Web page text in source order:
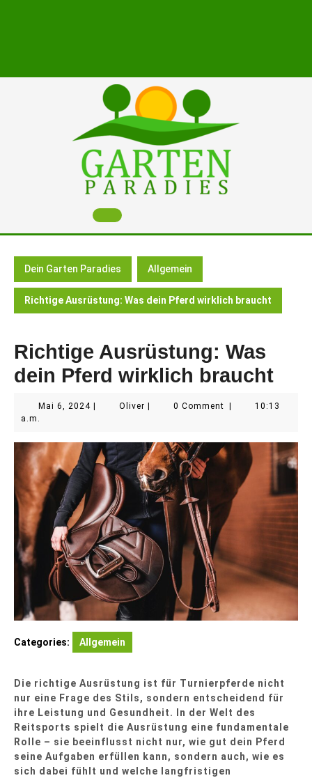
Open
Button
Dein Garten Paradies Allgemein
Richtige Ausrüstung: Was dein Pferd wirklich braucht
Richtige Ausrüstung: Was
dein Pferd wirklich braucht
Mai 6, 2024Mai
OliverOliver 0 Comment
10:13
a.m.
Categories: Allgemein
Die richtige Ausrüstung ist für Turnierpferde nicht
nur eine Frage des Stils, sondern entscheidend für
ihre Leistung und Gesundheit. In der Welt des
Reitsports spielt die Ausrüstung eine fundamentale
Rolle – sie beeinflusst nicht nur, wie gut dein Pferd
seine Aufgaben erfüllen kann, sondern auch, wie es
sich dabei fühlt und welche langfristigen